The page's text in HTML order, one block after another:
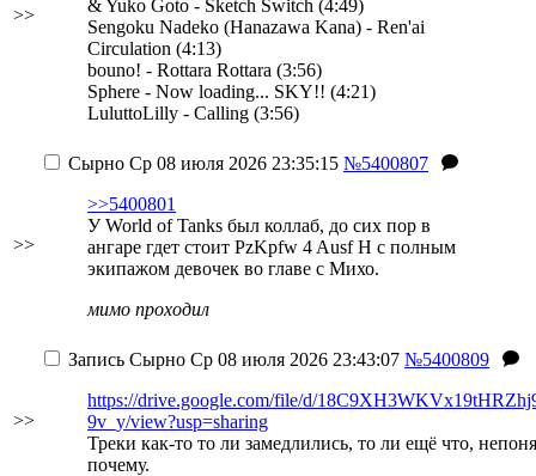
>>
& Yuko Goto - Sketch Switch (4:49)
Sengoku Nadeko (Hanazawa Kana) - Ren'ai
Circulation (4:13)
bouno! - Rottara Rottara (3:56)
Sphere - Now loading... SKY!! (4:21)
LuluttoLilly - Calling (3:56)
>>
Сырно Ср 08 июля 2026 23:35:15 №5400807
>>5400801
У World of Tanks был коллаб, до сих пор в
ангаре гдет стоит PzKpfw 4 Ausf H с полным
экипажом девочек во главе с Михо.
мимо проходил
>>
Запись Сырно Ср 08 июля 2026 23:43:07 №5400809
https://drive.google.com/file/d/
9v_y/view?usp=sharing
Треки как-то то ли замедлились, то ли ещё что,
почему.